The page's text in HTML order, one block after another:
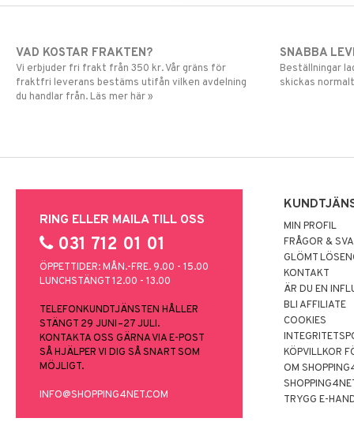
VAD KOSTAR FRAKTEN?
Vi erbjuder fri frakt från 350 kr. Vår gräns för
fraktfri leverans bestäms utifån vilken avdelning
du handlar från. Läs mer här »
SNABBA
Beställningar
skickas
RING ELLER MAILA TILL OSS
031 712 01 01
ÖPPETTIDER: MÅN.-FRE. 9.00 - 15.00
LUNCHSTÄNGT 12.00 - 13.00
TELEFONKUNDTJÄNSTEN HÅLLER
STÄNGT 29 JUNI–27 JULI.
KONTAKTA OSS GÄRNA VIA E-POST
SÅ HJÄLPER VI DIG SÅ SNART SOM
MÖJLIGT.
INFO@SHOPPING4NET.COM
MIN PROFIL
FRÅGOR &
GLÖMT
KONTAKT
ÄR DU EN
BLI AFFILIATE
COOKIES
KÖPVILLKOR
OM
TRYGG E-